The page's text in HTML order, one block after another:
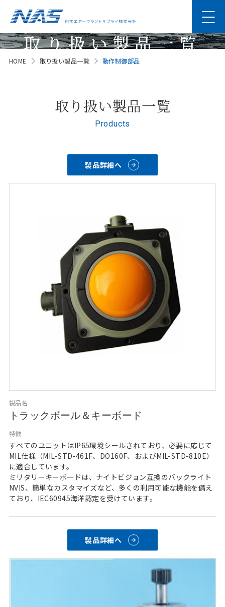
取り扱い製品一覧
Products
HOME 取り扱い製品一覧 動作制御部品
取り扱い製品一覧
Products
製品名
トラックボール＆キーボード
特徴
すべてのユニットはIP65環境シールされており、必要に応じて
MIL仕様（MIL-STD-461F、DO160F、およびMIL-STD-810E）
に適合しています。
ミリタリーキーボードは、ナイトビジョン互換のバックライト
NVIS、簡単なカスタマイズなど、多くの利用可能な機能を備え
ており、IEC60945海洋認定を受けています。
製品詳細へ
製品詳細へ